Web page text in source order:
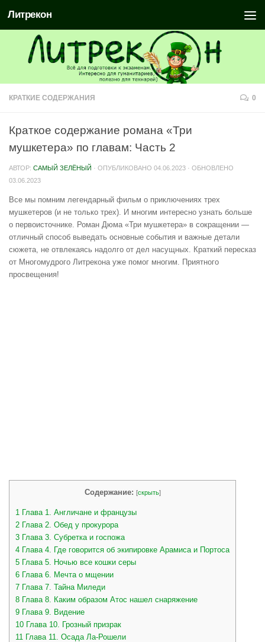
Литрекон
КРАТКИЕ СОДЕРЖАНИЯ 0
Краткое содержание романа «Три
мушкетера» по главам: Часть 2
АВТОР: САМЫЙ ЗЕЛЁНЫЙ · ОПУБЛИКОВАНО 04.06.2023 · ОБНОВЛЕНО
03.06.2023
Все мы помним легендарный фильм о приключениях трех
мушкетеров (и не только трех). И многим интересно узнать больше
о первоисточнике. Роман Дюма «Три мушкетера» в сокращении —
отличный способ выведать основные события и важные детали
сюжета, не отвлекаясь надолго от дел насущных. Краткий пересказ
от Многомудрого Литрекона уже помог многим. Приятного
просвещения!
Содержание: [скрыть]
1
Глава 1. Англичане и французы
2 Глава 2. Обед у прокурора
3 Глава 3. Субретка и госпожа
4 Глава 4. Где говорится об экипировке Арамиса и Портоса
5 Глава 5. Ночью все кошки серы
6 Глава 6. Мечта о мщении
7 Глава 7. Тайна Миледи
8 Глава 8. Каким образом Атос нашел снаряжение
9 Глава 9. Видение
10 Глава 10. Грозный призрак
11
Глава 11. Осада Ла-Рошели